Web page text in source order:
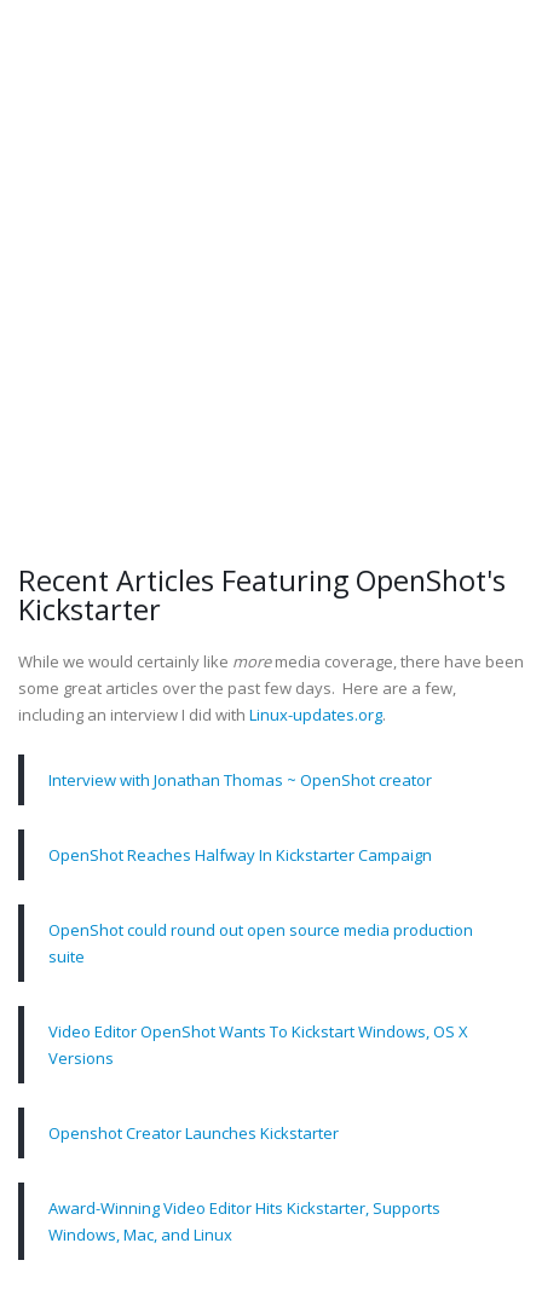
Recent Articles Featuring OpenShot's
Kickstarter
While we would certainly like moremedia coverage, there have been
some great articles over the past few days. Here are a few,
including an interview I did with Linux-updates.org.
Interview with Jonathan Thomas ~ OpenShot creator
OpenShot Reaches Halfway In Kickstarter Campaign
OpenShot could round out open source media production
suite
Video Editor OpenShot Wants To Kickstart Windows, OS X
Versions
Openshot Creator Launches Kickstarter
Award-Winning Video Editor Hits Kickstarter, Supports
Windows, Mac, and Linux